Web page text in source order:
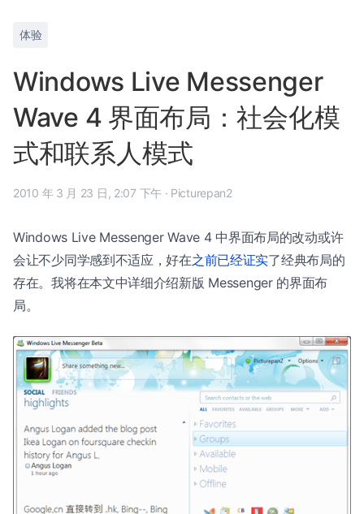
体验
Windows Live Messenger
Wave 4 界面布局：社会化模
式和联系人模式
2010 年 3 月 23 日, 2:07 下午 · Picturepan2
Windows Live Messenger Wave 4 中界面布局的改动或许
会让不少同学感到不适应，好在之前已经证实了经典布局的
存在。我将在本文中详细介绍新版 Messenger 的界面布
局。